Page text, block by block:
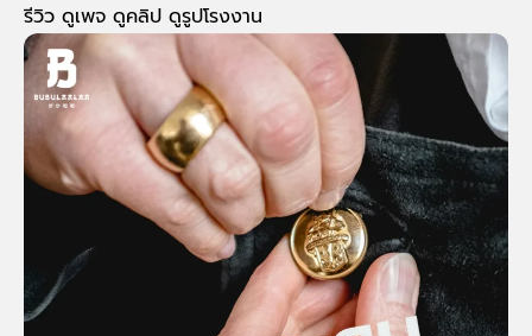
รีวิว ดูเพจ ดูคลิป ดูรูปโรงงาน